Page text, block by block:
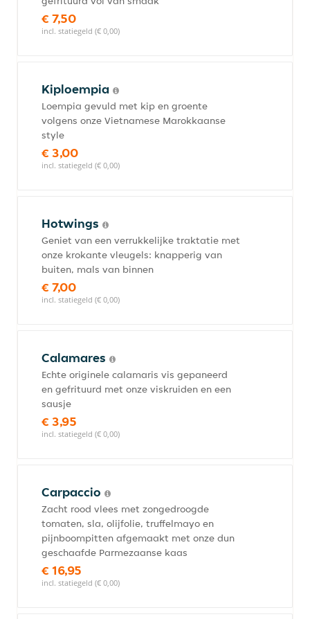
€ 7,50
incl. statiegeld (€ 0,00)
Kiploempia
Loempia gevuld met kip en groente
volgens onze Vietnamese Marokkaanse
style
€ 3,00
incl. statiegeld (€ 0,00)
Hotwings
Geniet van een verrukkelijke traktatie met
onze krokante vleugels: knapperig van
buiten, mals van binnen
€ 7,00
incl. statiegeld (€ 0,00)
Calamares
Echte originele calamaris vis gepaneerd
en gefrituurd met onze viskruiden en een
sausje
€ 3,95
incl. statiegeld (€ 0,00)
Carpaccio
Zacht rood vlees met zongedroogde
tomaten, sla, olijfolie, truffelmayo en
pijnboompitten afgemaakt met onze dun
geschaafde Parmezaanse kaas
€ 16,95
incl. statiegeld (€ 0,00)